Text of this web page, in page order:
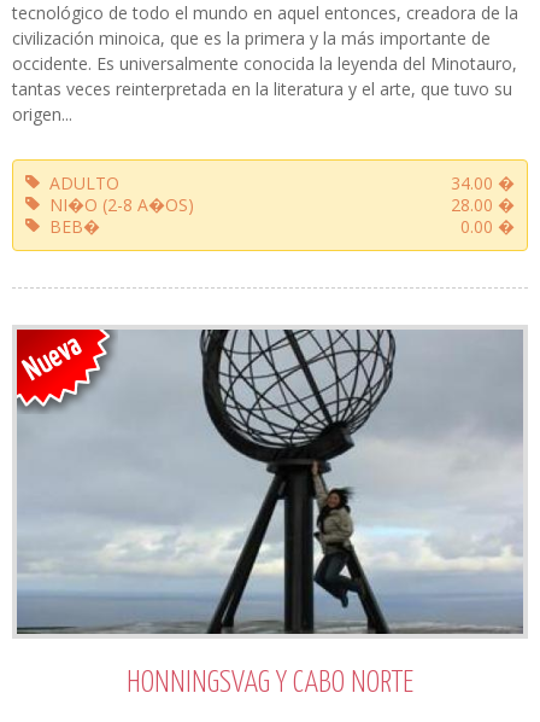
tecnológico de todo el mundo en aquel entonces, creadora de la
civilización minoica, que es la primera y la más importante de
occidente. Es universalmente conocida la leyenda del Minotauro,
tantas veces reinterpretada en la literatura y el arte, que tuvo su
origen...
ADULTO
34.00 �
NI�O (2-8 A�OS)
28.00 �
BEB�
0.00 �
HONNINGSVAG Y CABO NORTE